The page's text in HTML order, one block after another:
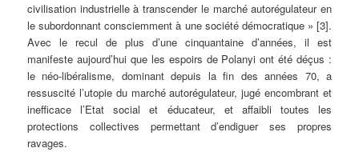
civilisation industrielle à transcender le marché autorégulateur en
le subordonnant consciemment à une société démocratique » [3].
Avec le recul de plus d’une cinquantaine d’années, il est
manifeste aujourd’hui que les espoirs de Polanyi ont été déçus :
le néo-libéralisme, dominant depuis la fin des années 70, a
ressuscité l’utopie du marché autorégulateur, jugé encombrant et
inefficace l’Etat social et éducateur, et affaibli toutes les
protections collectives permettant d’endiguer ses propres
ravages.